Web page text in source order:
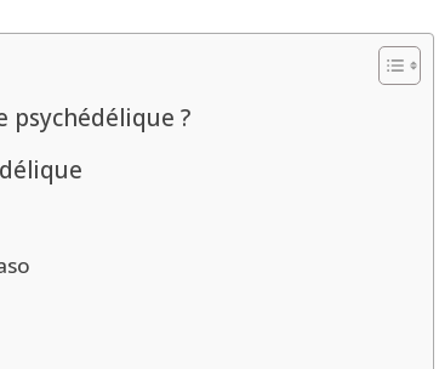
psychédélique ?